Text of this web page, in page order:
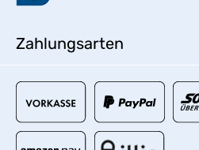
Zahlungsarten